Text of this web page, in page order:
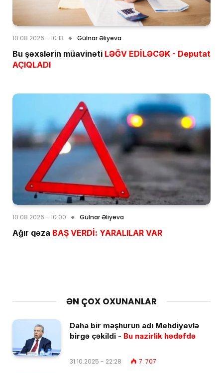
10.08.2026 - 10:13 Gülnar Əliyeva
Bu şəxslərin müavinəti LƏĞV EDİLƏCƏK - Deputat
AÇIQLADI
10.08.2026 - 10:00 Gülnar Əliyeva
Ağır qəza BAŞ VERDİ: YARALILAR VAR
ƏN ÇOX OXUNANLAR
Daha bir məşhurun adı Mehdiyevlə
birgə çəkildi - Bu nazirlik hədəfdə
31.10.2025 - 22:28 7. 707